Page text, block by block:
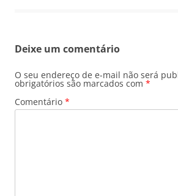
Deixe um comentário
O seu endereço de e-mail não será
obrigatórios são marcados com *
Comentário *